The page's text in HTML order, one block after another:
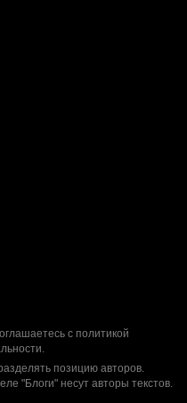
с политикой
.
позицию авторов.
"Блоги" несут авторы текстов.